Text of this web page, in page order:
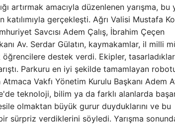
artırmak amacıyla düzenlenen yarışma, bu
katılımıyla gerçekleşti. Ağrı Valisi Mustafa
Savcısı Adem Çalış, İbrahim Çeçen
Av. Serdar Gülatın, kaymakamlar, il milli
destek verdi. Ekipler,
Parkuru en iyi şekilde tamamlayan
Vakfı Yönetim Kurulu Başkanı Adem
teknoloji, bilim ya da farklı alanlarda
olmaktan büyük gurur duyduklarını ve bu
sürpriz verdiklerini söyledi. Yarışma